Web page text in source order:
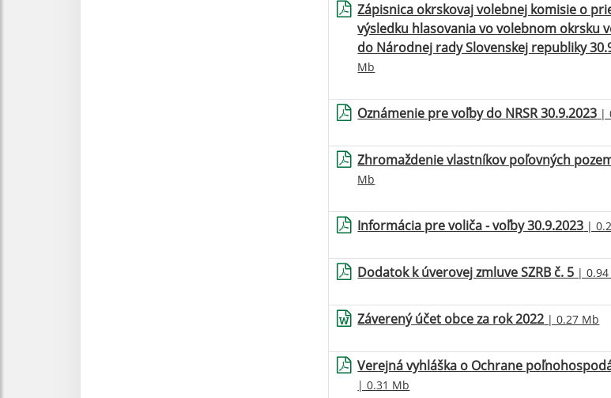
Zápisnica okrskovaj volebnej komisie o
výsledku hlasovania vo volebnom okrsku
do Národnej rady Slovenskej republiky
Mb
Oznámenie pre voľby do NRSR 30.9.2023 |
Zhromaždenie vlastníkov poľovných
Mb
Informácia pre voliča - voľby 30.9.2023 |
Dodatok k úverovej zmluve SZRB č. 5 |
Záverený účet obce za rok 2022 | 0.27 Mb
Verejná vyhláška o Ochrane
| 0.31 Mb